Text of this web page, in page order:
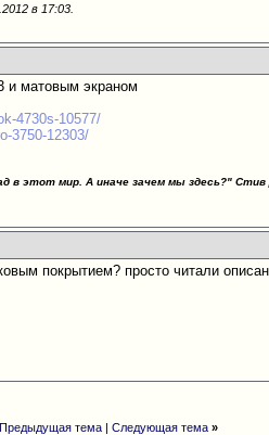
в 17:03
и матовым экраном
4730s-10577/
3750-12303/
в этот мир. А иначе зачем мы здесь?"Стив
покрытием? просто читали
Предыдущая тема |Следующая тема »